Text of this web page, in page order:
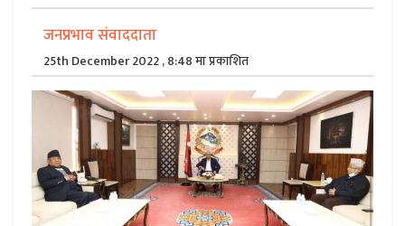
जनप्रभाव संवाददाता
25th December 2022 , 8:48 मा प्रकाशित